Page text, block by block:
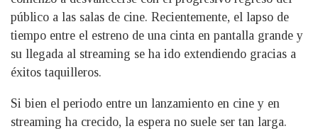
público a las salas de cine. Recientemente, el lapso de
tiempo entre el estreno de una cinta en pantalla grande y
su llegada al streaming se ha ido extendiendo gracias a
éxitos taquilleros.
Si bien el periodo entre un lanzamiento en cine y en
streaming ha crecido, la espera no suele ser tan larga.